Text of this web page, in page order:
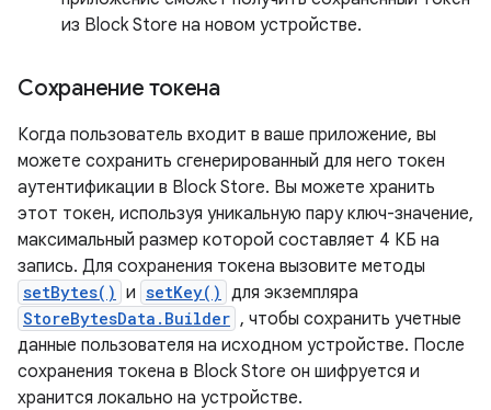
из Block Store на новом устройстве.
Сохранение токена
Когда пользователь входит в ваше приложение, вы
можете сохранить сгенерированный для него токен
аутентификации в Block Store. Вы можете хранить
этот токен, используя уникальную пару ключ-значение,
максимальный размер которой составляет 4 КБ на
запись. Для сохранения токена вызовите методы
setBytes() и setKey() для экземпляра
StoreBytesData.Builder , чтобы сохранить учетные
данные пользователя на исходном устройстве. После
сохранения токена в Block Store он шифруется и
хранится локально на устройстве.